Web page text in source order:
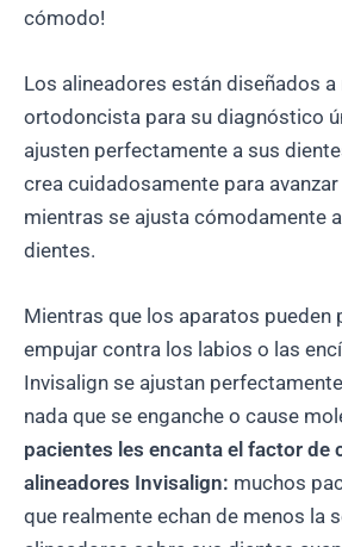
cómodo!
Los alineadores están diseñados
ortodoncista para su diagnóstico
ajusten perfectamente a sus
crea cuidadosamente para
mientras se ajusta cómodamente
dientes.
Mientras que los aparatos pueden
empujar contra los labios o las
Invisalign se ajustan
nada que se enganche o cause
pacientes les encanta el factor de
alineadores Invisalign: muchos
que realmente echan de menos la